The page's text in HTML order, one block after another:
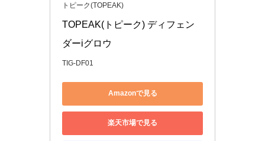
トピーク(TOPEAK)
TOPEAK(トピーク) ディフェン
ダーiグロウ
TIG-DF01
Amazonで見る
楽天市場で見る